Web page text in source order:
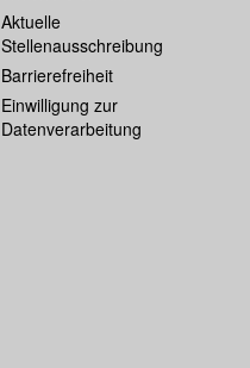
Aktuelle
Stellenausschreibung
Barrierefreiheit
Einwilligung zur
Datenverarbeitung